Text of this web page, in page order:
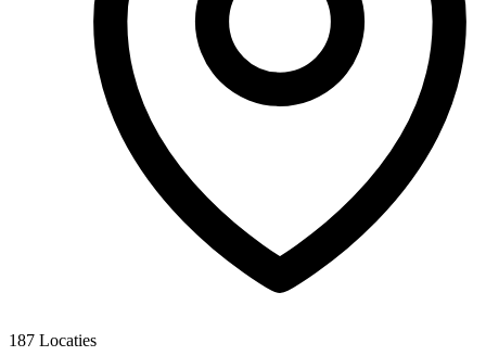
187 Locaties